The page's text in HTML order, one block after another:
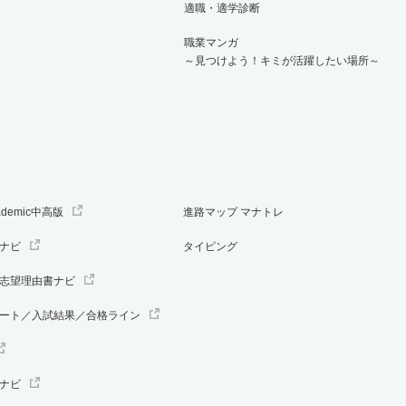
適職・適学診断
職業マンガ
～見つけよう！キミが活躍したい場所～
中高版
ビ
望理由書ナビ
ト／入試結果／合格ライン
ビ
進路マップ マナトレ
タイピング